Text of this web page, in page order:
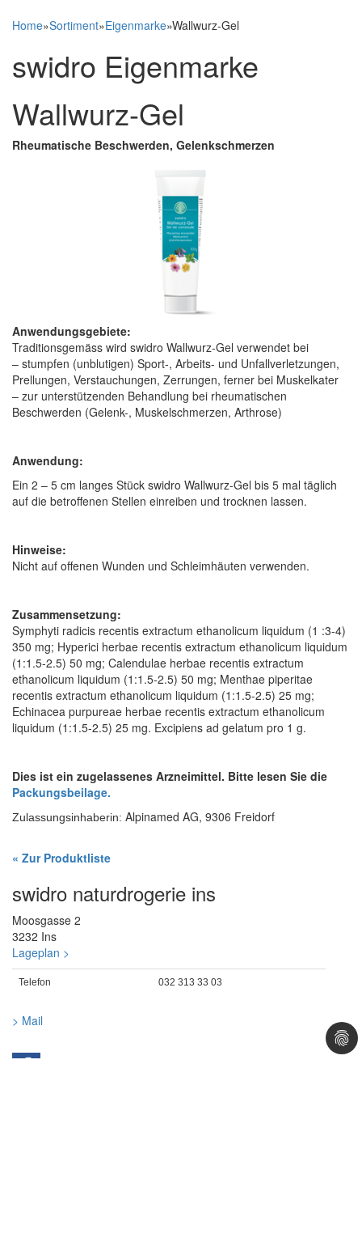
Home»Sortiment»Eigenmarke»Wallwurz-Gel
swidro Eigenmarke
Wallwurz-Gel
Rheumatische Beschwerden, Gelenkschmerzen
Anwendungsgebiete:
Traditionsgemäss wird swidro Wallwurz-Gel verwendet bei
– stumpfen (unblutigen) Sport-, Arbeits- und Unfallverletzungen,
Prellungen, Verstauchungen, Zerrungen, ferner bei Muskelkater
– zur unterstützenden Behandlung bei rheumatischen
Beschwerden (Gelenk-, Muskelschmerzen, Arthrose)
Anwendung:
Ein 2 – 5 cm langes Stück swidro Wallwurz-Gel bis 5 mal täglich
auf die betroffenen Stellen einreiben und trocknen lassen.
Hinweise:
Nicht auf offenen Wunden und Schleimhäuten verwenden.
Zusammensetzung:
Symphyti radicis recentis extractum ethanolicum liquidum (1 :3-4)
350 mg; Hyperici herbae recentis extractum ethanolicum liquidum
(1:1.5-2.5) 50 mg; Calendulae herbae recentis extractum
ethanolicum liquidum (1:1.5-2.5) 50 mg; Menthae piperitae
recentis extractum ethanolicum liquidum (1:1.5-2.5) 25 mg;
Echinacea purpureae herbae recentis extractum ethanolicum
liquidum (1:1.5-2.5) 25 mg. Excipiens ad gelatum pro 1 g.
Dies ist ein zugelassenes Arzneimittel. Bitte lesen Sie die
Packungsbeilage.
Zulassungsinhaberin: Alpinamed AG, 9306 Freidorf
« Zur Produktliste
swidro naturdrogerie ins
Moosgasse 2
3232 Ins
Lageplan >
Telefon 032 313 33 03
> Mail